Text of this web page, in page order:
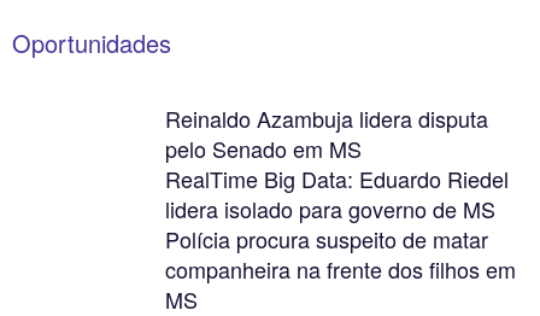
Oportunidades
Reinaldo Azambuja lidera disputa
pelo Senado em MS
RealTime Big Data: Eduardo Riedel
lidera isolado para governo de MS
Polícia procura suspeito de matar
companheira na frente dos filhos em
MS